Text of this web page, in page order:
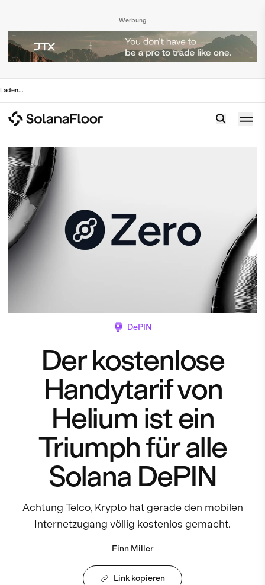
Werbung
Laden...
DePIN
Der kostenlose
Handytarif von
Helium ist ein
Triumph für alle
Solana DePIN
Achtung Telco, Krypto hat gerade den mobilen
Internetzugang völlig kostenlos gemacht.
Finn Miller
Link kopieren